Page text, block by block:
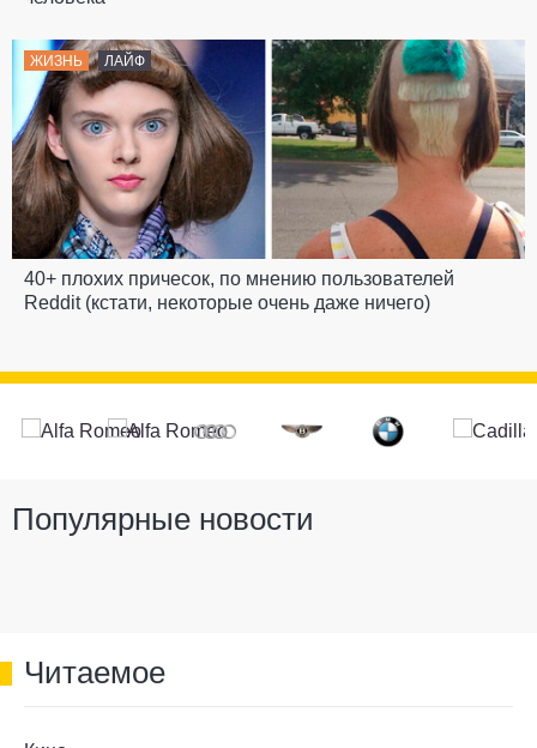
ЖИЗНЬ ЛАЙФ
40+ плохих причесок, по мнению пользователей
Reddit (кстати, некоторые очень даже ничего)
Популярные новости
Читаемое